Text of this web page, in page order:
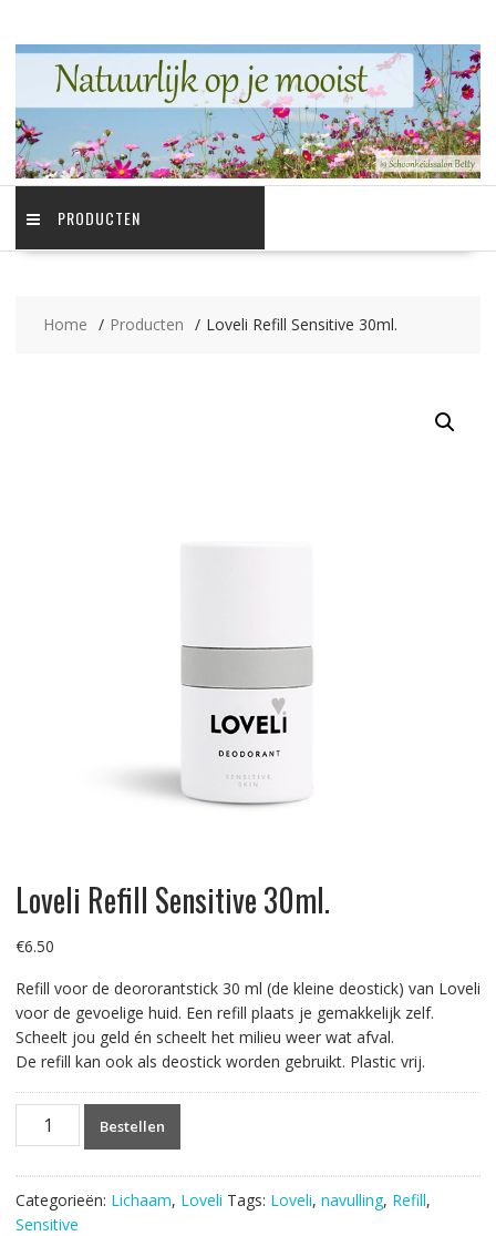
de
PRODUCTEN
Home Producten Loveli Refill Sensitive 30ml.
Loveli Refill Sensitive 30ml.
€6.50
Refill voor de deororantstick 30 ml (de kleine deostick) van Loveli
voor de gevoelige huid. Een refill plaats je gemakkelijk zelf.
Scheelt jou geld én scheelt het milieu weer wat afval.
De refill kan ook als deostick worden gebruikt. Plastic vrij.
Loveli
Refill
aantal
Bestellen
Categorieën: Lichaam, Loveli Tags: Loveli, navulling, Refill,
Sensitive